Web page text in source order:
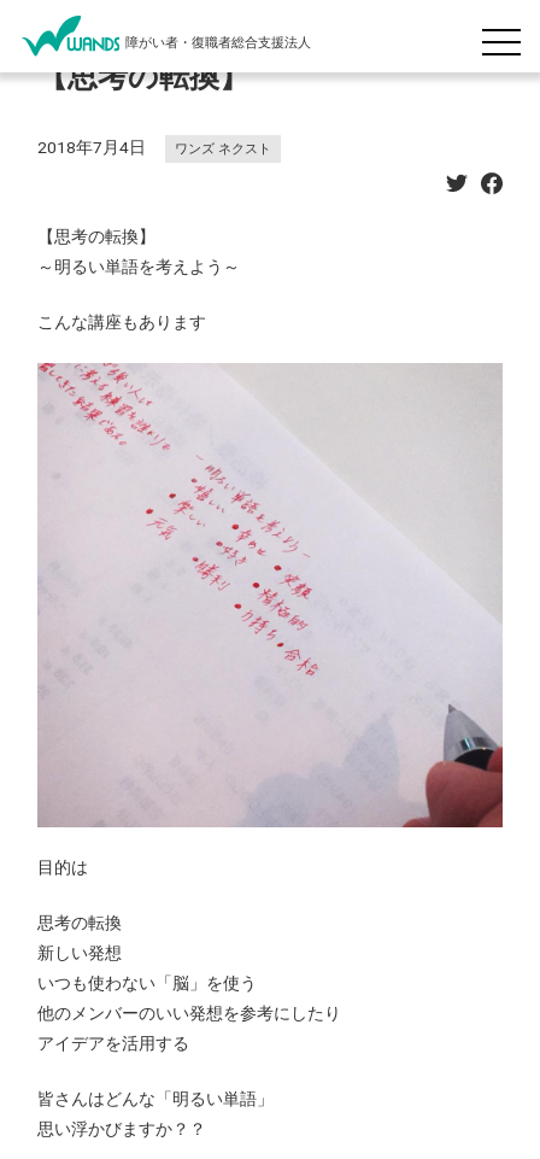
障がい者・復職者総合支援法人
【思考の転換】
2018年7月4日 ワンズ ネクスト
【思考の転換】
～明るい単語を考えよう～
こんな講座もあります
目的は
思考の転換
新しい発想
いつも使わない「脳」を使う
他のメンバーのいい発想を参考にしたり
アイデアを活用する
皆さんはどんな「明るい単語」
思い浮かびますか？？